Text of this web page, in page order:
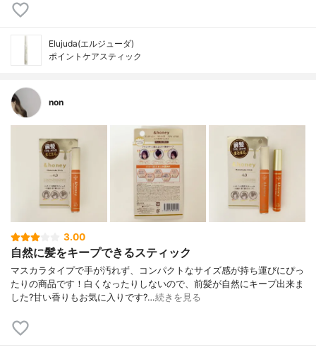
Elujuda(エルジューダ)
ポイントケアスティック
non
3.00
自然に髪をキープできるスティック
マスカラタイプで手が汚れず、コンパクトなサイズ感が持ち運びにぴっ
たりの商品です！白くなったりしないので、前髪が自然にキープ出来ま
した?甘い香りもお気に入りです?…続きを見る